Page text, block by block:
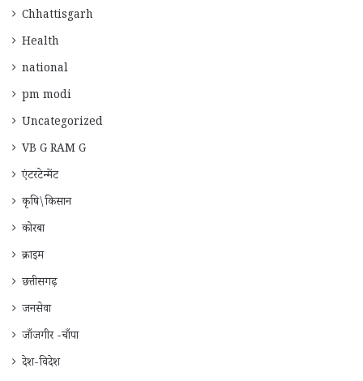
Chhattisgarh
Health
national
pm modi
Uncategorized
VB G RAM G
एंटरटेन्मेंट
कृषि\किसान
कोरबा
क्राइम
छत्तीसगढ़
जनसेवा
जाँजगीर -चाँपा
देश-विदेश